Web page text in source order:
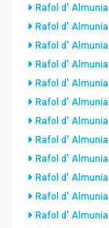
Rafol d' Almunia
Rafol d' Almunia
Rafol d' Almunia
Rafol d' Almunia
Rafol d' Almunia
Rafol d' Almunia
Rafol d' Almunia
Rafol d' Almunia
Rafol d' Almunia
Rafol d' Almunia
Rafol d' Almunia
Rafol d' Almunia